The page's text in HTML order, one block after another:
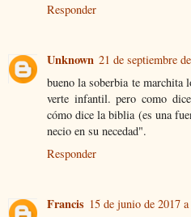
Responder
Unknown 21 de septiembre
bueno la soberbia te marchita
verte infantil. pero como
cómo dice la biblia (es una
necio en su necedad".
Responder
Francis 15 de junio de 2017